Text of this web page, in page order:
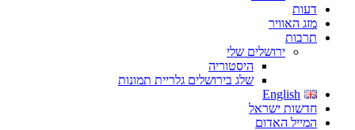
דעות
מזג האוויר
תרבות
ירושלים שלי
היסטוריה
שלג בירושלים גלריית תמונות
English
חדשות ישראל
המייל האדום